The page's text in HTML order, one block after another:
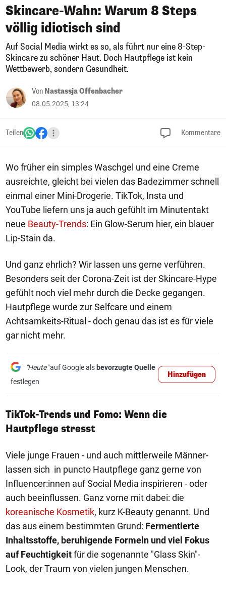
Skincare-Wahn: Warum 8 Steps
völlig idiotisch sind
Auf Social Media wirkt es so, als führt nur eine 8-Step-
Skincare zu schöner Haut. Doch Hautpflege ist kein
Wettbewerb, sondern Gesundheit.
Von Nastassja Offenbacher
08.05.2025, 13:24
Teilen Kommentare
Wo früher ein simples Waschgel und eine Creme
ausreichte, gleicht bei vielen das Badezimmer schnell
einmal einer Mini-Drogerie. TikTok, Insta und
YouTube liefern uns ja auch gefühlt im Minutentakt
neue Beauty-Trends: Ein Glow-Serum hier, ein blauer
Lip-Stain da.
Und ganz ehrlich? Wir lassen uns gerne verführen.
Besonders seit der Corona-Zeit ist der Skincare-Hype
gefühlt noch viel mehr durch die Decke gegangen.
Hautpflege wurde zur Selfcare und einem
Achtsamkeits-Ritual - doch genau das ist es für viele
gar nicht mehr.
"Heute"auf Google als bevorzugte Quelle
festlegen
Hinzufügen
TikTok-Trends und Fomo: Wenn die
Hautpflege stresst
Viele junge Frauen - und auch mittlerweile Männer-
lassen sich in puncto Hautpflege ganz gerne von
Influencer:innen auf Social Media inspirieren - oder
auch beeinflussen. Ganz vorne mit dabei: die
koreanische Kosmetik, kurz K-Beauty genannt. Und
das aus einem bestimmten Grund: Fermentierte
Inhaltsstoffe, beruhigende Formeln und viel Fokus
auf Feuchtigkeitfür die sogenannte "Glass Skin"-
Look, der Traum von vielen jungen Menschen.